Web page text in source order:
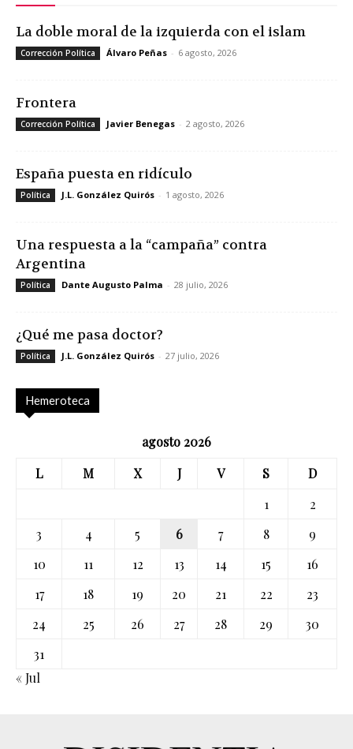
La doble moral de la izquierda con el islam
Corrección Política Álvaro Peñas - 6 agosto, 2026
Frontera
Corrección Política Javier Benegas - 2 agosto, 2026
España puesta en ridículo
Política J.L. González Quirós - 1 agosto, 2026
Una respuesta a la “campaña” contra
Argentina
Política Dante Augusto Palma - 28 julio, 2026
¿Qué me pasa doctor?
Política J.L. González Quirós - 27 julio, 2026
Hemeroteca
agosto 2026
L
M X J V S
D
1
2
3
4 5 6 7 8
9
10
11 12 13 14 15
16
17
18 19 20 21 22
23
24
25 26 27 28 29
30
31
« Jul